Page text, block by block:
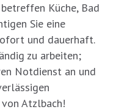
Küche, Bad
Sie eine
und dauerhaft.
zu arbeiten;
Notdienst an und
Atzlbach!